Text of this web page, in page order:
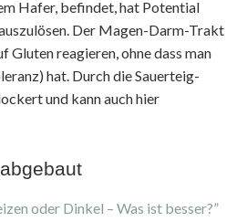
Hafer, befindet, hat Potential
Der Magen-Darm-Trakt
Gluten reagieren, ohne dass man
hat. Durch die Sauerteig-
und kann auch hier
oder Dinkel – Was ist besser?”